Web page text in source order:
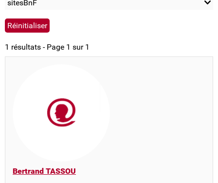
sitesBnF
1 résultats - Page 1 sur 1
Bertrand TASSOU